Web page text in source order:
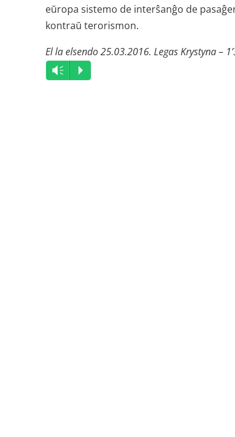
eŭropa sistemo de interŝanĝo de
kontraŭ terorismon.
El la elsendo 25.03.2016. Legas Krystyna –
Audio
Player
Vm P